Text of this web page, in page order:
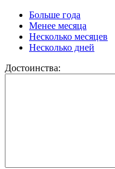
Больше года
Менее месяца
Несколько месяцев
Несколько дней
Достоинства: